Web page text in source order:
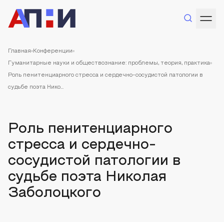
Главная Конференции
Гуманитарные науки и обществознание: проблемы, теория, практика
Роль пенитенциарного стресса и сердечно-сосудистой патологии в
судьбе поэта Нико...
Роль пенитенциарного
стресса и сердечно-
сосудистой патологии в
судьбе поэта Николая
Заболоцкого